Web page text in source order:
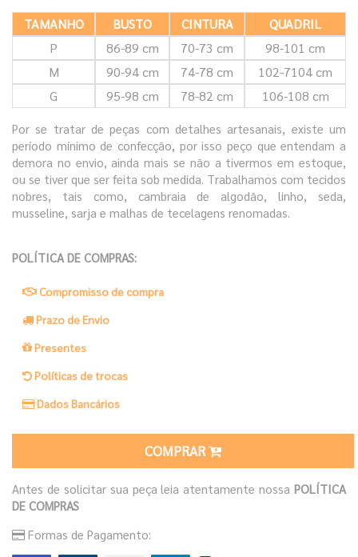
TAMANHO BUSTO CINTURA
QUADRIL
P
86-89 cm 70-73 cm
98-101 cm
M
90-94 cm 74-78 cm
102-7104 cm
G
95-98 cm 78-82 cm 106-108 cm
Por se tratar de peças com detalhes artesanais, existe um
período mínimo de confecção, por isso peço que entendam a
demora no envio, ainda mais se não a tivermos em estoque,
ou se tiver que ser feita sob medida. Trabalhamos com tecidos
nobres, tais como, cambraia de algodão, linho, seda,
musseline, sarja e malhas de tecelagens renomadas.
POLÍTICA DE COMPRAS:
Compromisso de compra
Prazo de Envio
Presentes
Políticas de trocas
Dados Bancários
COMPRAR
Antes de solicitar sua peça leia atentamente nossa POLÍTICA
DE COMPRAS
Formas de Pagamento: